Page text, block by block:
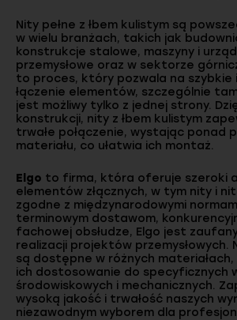
Nity pełne z łbem kulistym są
w wielu branżach, takich jak
konstrukcje stalowe, maszyny i
przemysłowe oraz w sektorze
to proces, który pozwala na
łączenie elementów, szczególnie
jest możliwy tylko z jednej strony.
konstrukcji, nity z łbem kulistym
trwałe połączenie, wystając ponad
materiału, co ułatwia ich montaż.
Elgo to firma, która oferuje szeroki
elementów złącznych, w tym nity i
zgodne z międzynarodowymi
terminowym dostawom,
fachowej obsłudze, Elgo jest
realizacji projektów przemysłowych.
są dostępne w różnych
ich dostosowanie do specyficznych
środowiskowych i mechanicznych.
wysoką jakość i trwałość naszych
niezawodnym wyborem dla